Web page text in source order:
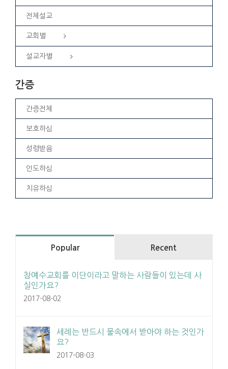
전체설교
교회별
설교자별
간증
간증전체
보호하심
성령받음
인도하심
치유하심
Popular Recent
참예수교회를 이단이라고 말하는 사람들이 있는데 사
실인가요?
2017-08-02
세례는 반드시 물속에서 받아야 하는 것인가
요?
2017-08-03